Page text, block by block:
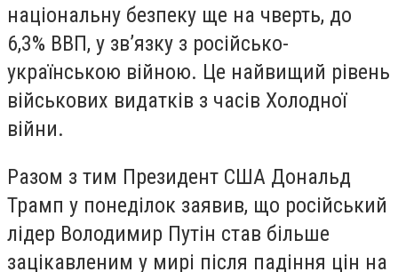
національну безпеку ще на чверть, до
6,3% ВВП, у зв’язку з російсько-
українською війною. Це найвищий рівень
військових видатків з часів Холодної
війни.
Разом з тим Президент США Дональд
Трамп у понеділок заявив, що російський
лідер Володимир Путін став більше
зацікавленим у мирі після падіння цін на